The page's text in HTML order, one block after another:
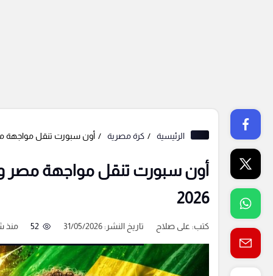
الرئيسية كرة مصرية أون سبورت تنقل مواجهة مصر
أون سبورت تنقل مواجهة مصر
2026
كتب: على صلاح تاريخ النشر: 31/05/2026 52 منذ